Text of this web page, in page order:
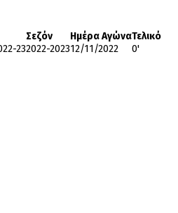
Σεζόν Ημέρα ΑγώναΤελικό
232022-202312/11/2022 0'